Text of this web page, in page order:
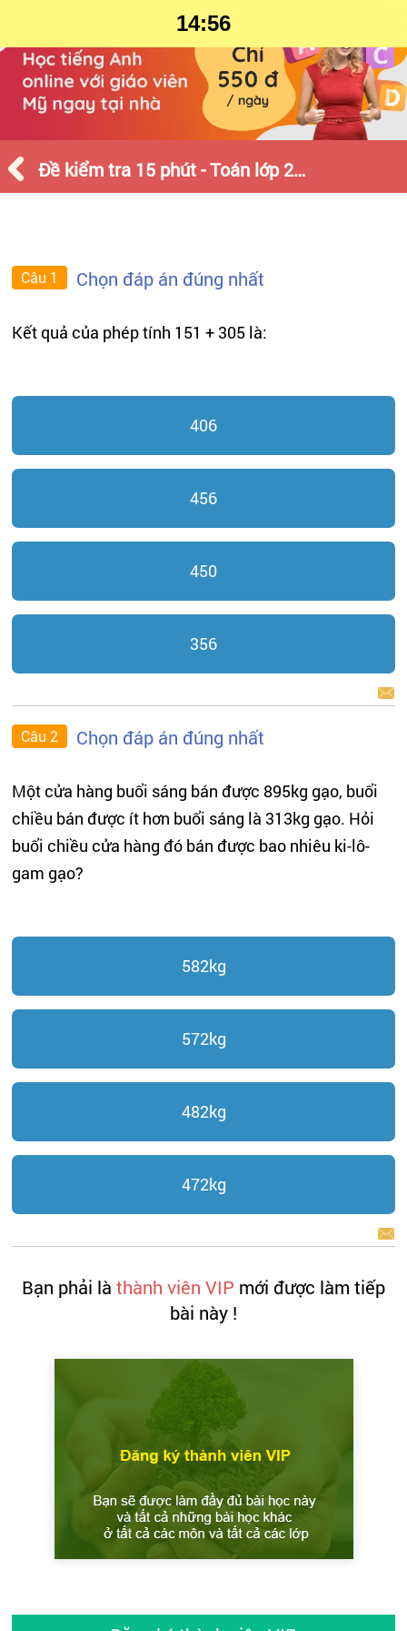
Đề kiểm tra 15 phút - Toán lớp 2 - Tháng 4 - Số 1
14:56
Câu 1 Chọn đáp án đúng nhất
Kết quả của phép tính 151 + 305 là:
406
456
450
356
Câu 2 Chọn đáp án đúng nhất
Một cửa hàng buổi sáng bán được 895kg gạo, buổi
chiều bán được ít hơn buổi sáng là 313kg gạo. Hỏi
buổi chiều cửa hàng đó bán được bao nhiêu ki-lô-
gam gạo?
582kg
572kg
482kg
472kg
Bạn phải là thành viên VIP mới được làm tiếp
bài này !